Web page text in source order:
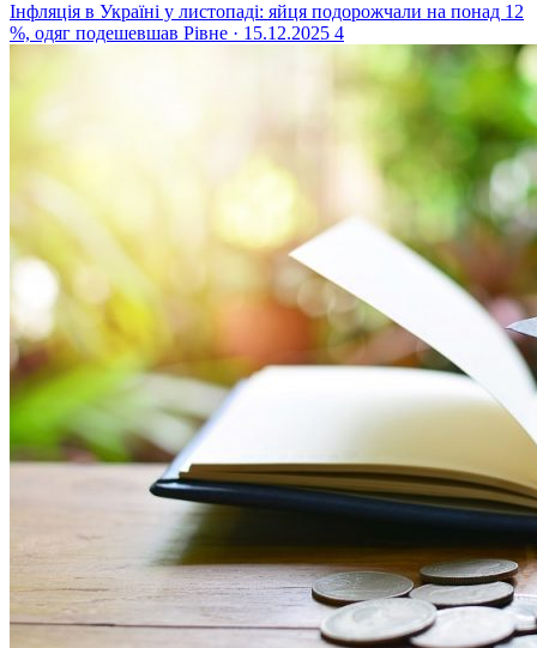
Інфляція в Україні у листопаді: яйця подорожчали на понад 12
%, одяг подешевшав Рівне · 15.12.2025 4